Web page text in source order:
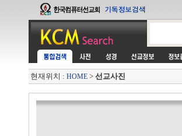
현재위치 : HOME > 선교사진